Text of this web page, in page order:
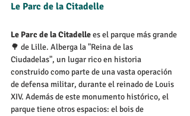
Le Parc de la Citadelle
Le Parc de la Citadelle es el parque más grande
🌳 de Lille. Alberga la "Reina de las
Ciudadelas", un lugar rico en historia
construido como parte de una vasta operación
de defensa militar, durante el reinado de Louis
XIV. Además de este monumento histórico, el
parque tiene otros espacios: el bois de